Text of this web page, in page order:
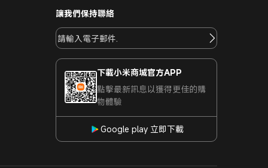
讓我們保持聯絡
下載小米商城官方APP
點擊最新訊息以獲得更佳的購
物體驗
Google play 立即下載